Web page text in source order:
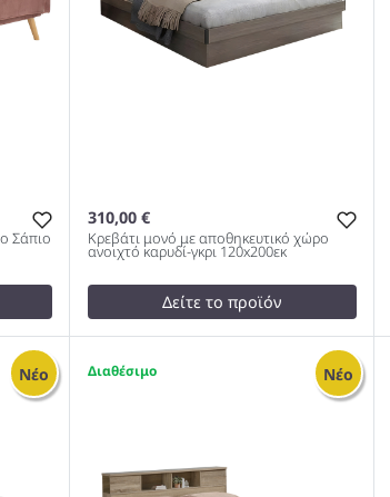
Σάπιο
310,00 €
Κρεβάτι μονό με αποθηκευτικό χώρο
ανοιχτό καρυδί-γκρι 120x200εκ
Δείτε το προϊόν
testFalse
Κρεβάτι μονό με αποθηκευτικό
χώρο ανοιχτό καρυδί-γκρι
Νέο Νέο